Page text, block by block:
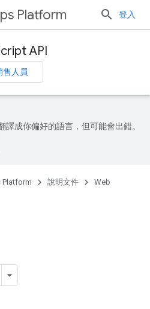
Platform 登入
API
售人員
譯成你偏好的語言，但可能會出錯。
Platform 說明文件
Web